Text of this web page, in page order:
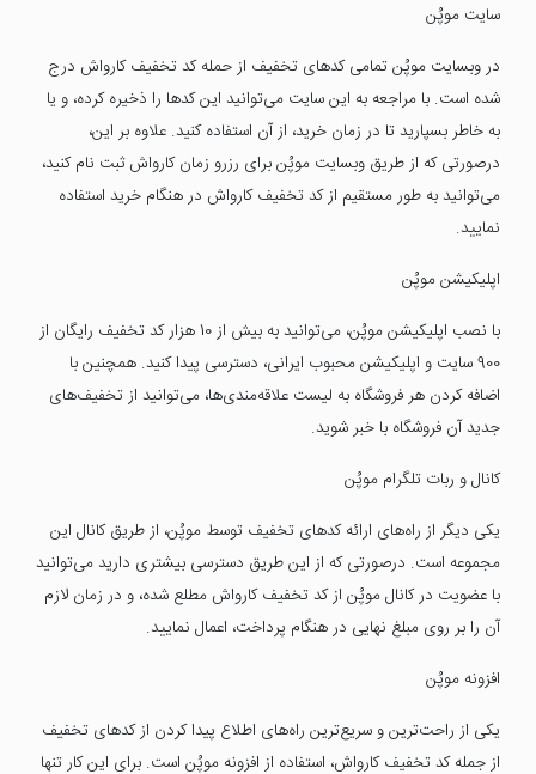
سایت موپُن
در وبسایت موپُن تمامی کدهای تخفیف از حمله کد تخفیف کارواش درج
شده است. با مراجعه به این سایت می‌توانید این کدها را ذخیره کرده، و یا
به خاطر بسپارید تا در زمان خرید، از آن استفاده کنید. علاوه بر این،
درصورتی که از طریق وبسایت موپُن برای رزرو زمان کارواش ثبت نام کنید،
می‌توانید به طور مستقیم از کد تخفیف کارواش در هنگام خرید استفاده
نمایید.
اپلیکیشن موپُن
با نصب اپلیکیشن موپُن، می‌توانید به بیش از 10 هزار کد تخفیف رایگان از
900 سایت و اپلیکیشن محبوب ایرانی، دسترسی پیدا کنید. همچنین با
اضافه کردن هر فروشگاه به لیست علاقه‌مندی‌ها، می‌توانید از تخفیف‌های
جدید آن فروشگاه با خبر شوید.
کانال و ربات تلگرام موپُن
یکی دیگر از راه‌های ارائه کدهای تخفیف توسط موپُن، از طریق کانال این
مجموعه است. درصورتی که از این طریق دسترسی بیشتری دارید می‌توانید
با عضویت در کانال موپُن از کد تخفیف کارواش مطلع شده، و در زمان لازم
آن را بر روی مبلغ نهایی در هنگام پرداخت، اعمال نمایید.
افزونه موپُن
یکی از راحت‌ترین و سریع‌ترین راه‌های اطلاع پیدا کردن از کدهای تخفیف
از جمله کد تخفیف کارواش، استفاده از افزونه موپُن است. برای این کار تنها